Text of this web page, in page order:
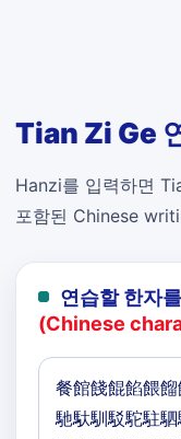
Tian Zi Ge
Hanzi를 입력하면
포함된 Chinese
연습할 한자
(Chinese